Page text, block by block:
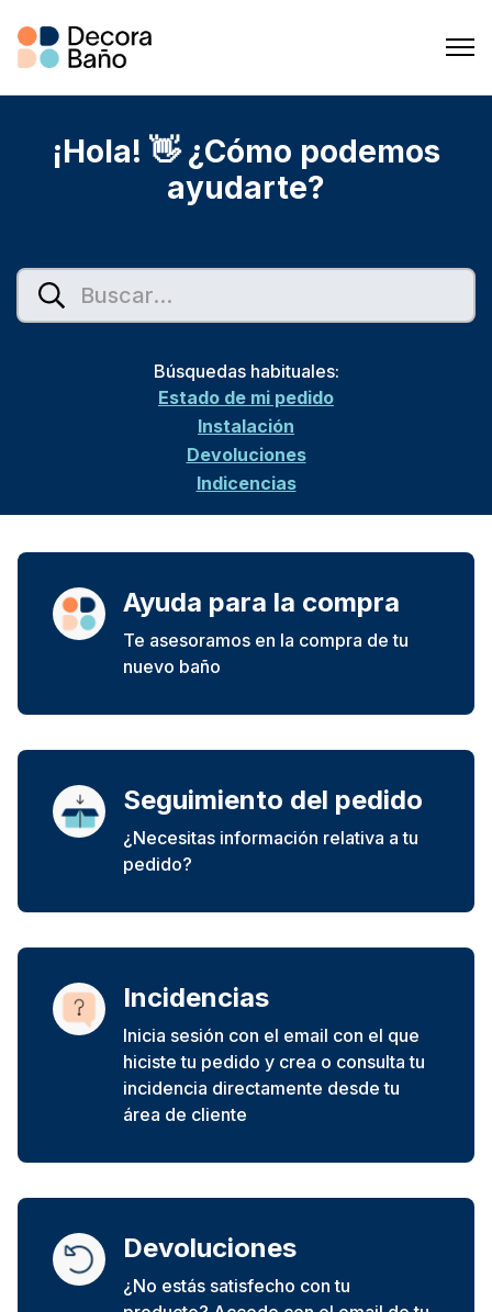
¡Hola! 👋 ¿Cómo podemos
ayudarte?
Búsquedas habituales:
Estado de mi pedido
Instalación
Devoluciones
Indicencias
Ayuda para la compra
Te asesoramos en la compra de tu
nuevo baño
Seguimiento del pedido
¿Necesitas información relativa a tu
pedido?
Incidencias
Inicia sesión con el email con el que
hiciste tu pedido y crea o consulta tu
incidencia directamente desde tu
área de cliente
Devoluciones
¿No estás satisfecho con tu